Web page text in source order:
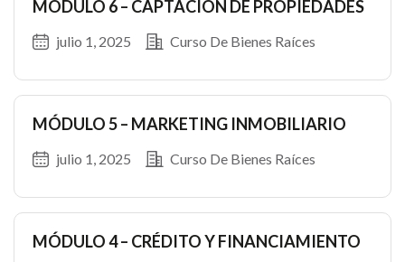
MÓDULO 6 – CAPTACIÓN DE PROPIEDADES
julio 1, 2025 Curso De Bienes Raíces
MÓDULO 5 – MARKETING INMOBILIARIO
julio 1, 2025 Curso De Bienes Raíces
MÓDULO 4 – CRÉDITO Y FINANCIAMIENTO